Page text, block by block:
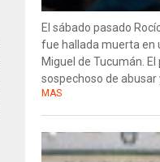
El sábado pasado
fue hallada muerta en
Miguel de Tucumán. El
sospechoso de abusar
MAS